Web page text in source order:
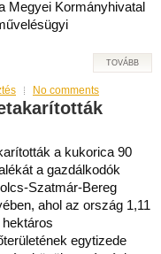
Megyei Kormányhivatal
TOVÁBB
No comments
a kukorica 90
a gazdálkodók
Szatmár-Bereg
ahol az ország 1,11
hektáros
egytizede